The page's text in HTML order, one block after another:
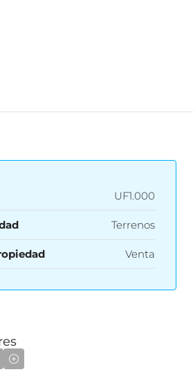
UF1.000
Terrenos
Venta